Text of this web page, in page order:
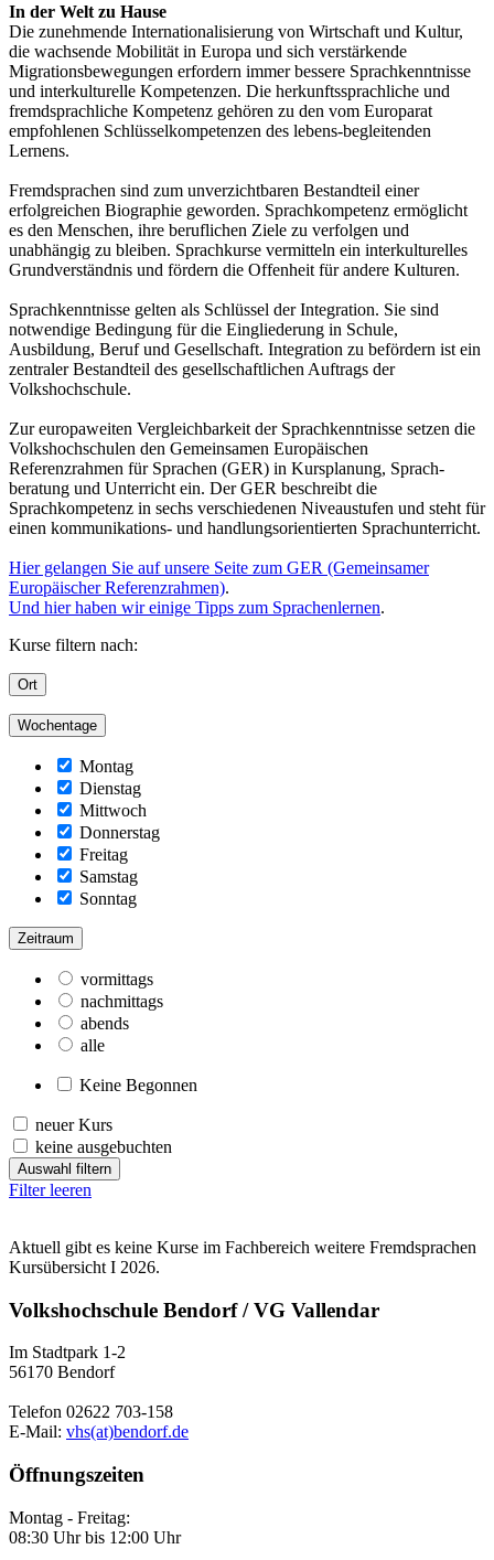
In der Welt zu Hause
Die zunehmende Internationalisierung von Wirtschaft und Kultur,
die wachsende Mobilität in Europa und sich verstärkende
Migrationsbewegungen erfordern immer bessere Sprachkenntnisse
und interkulturelle Kompetenzen. Die herkunftssprachliche und
fremdsprachliche Kompetenz gehören zu den vom Europarat
empfohlenen Schlüsselkompetenzen des lebens-begleitenden
Lernens.
Fremdsprachen sind zum unverzichtbaren Bestandteil einer
erfolgreichen Biographie geworden. Sprachkompetenz ermöglicht
es den Menschen, ihre beruflichen Ziele zu verfolgen und
unabhängig zu bleiben. Sprachkurse vermitteln ein interkulturelles
Grundverständnis und fördern die Offenheit für andere Kulturen.
Sprachkenntnisse gelten als Schlüssel der Integration. Sie sind
notwendige Bedingung für die Eingliederung in Schule,
Ausbildung, Beruf und Gesellschaft. Integration zu befördern ist ein
zentraler Bestandteil des gesellschaftlichen Auftrags der
Volkshochschule.
Zur europaweiten Vergleichbarkeit der Sprachkenntnisse setzen die
Volkshochschulen den Gemeinsamen Europäischen
Referenzrahmen für Sprachen (GER) in Kursplanung, Sprach-
beratung und Unterricht ein. Der GER beschreibt die
Sprachkompetenz in sechs verschiedenen Niveaustufen und steht für
einen kommunikations- und handlungsorientierten Sprachunterricht.
Hier gelangen Sie auf unsere Seite zum GER (Gemeinsamer
Europäischer Referenzrahmen).
Und hier haben wir einige Tipps zum Sprachenlernen.
Kurse filtern nach:
Ort
Wochentage
Montag
Dienstag
Mittwoch
Donnerstag
Freitag
Samstag
Sonntag
Zeitraum
vormittags
nachmittags
abends
alle
Keine Begonnen
neuer Kurs
keine ausgebuchten
Auswahl filtern
Filter leeren
Aktuell gibt es keine Kurse im Fachbereich weitere Fremdsprachen
Kursübersicht I 2026.
Volkshochschule Bendorf / VG Vallendar
Im Stadtpark 1-2
56170 Bendorf
Telefon 02622 703-158
E-Mail: vhs(at)bendorf.de
Öffnungszeiten
Montag - Freitag:
08:30 Uhr bis 12:00 Uhr